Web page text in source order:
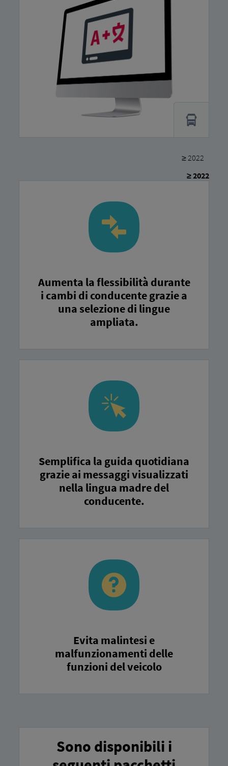
≥ 2022
≥ 2022
Aumenta la flessibilità durante
i cambi di conducente grazie a
una selezione di lingue
ampliata.
Semplifica la guida quotidiana
grazie ai messaggi visualizzati
nella lingua madre del
conducente.
Evita malintesi e
malfunzionamenti delle
funzioni del veicolo
Sono disponibili i